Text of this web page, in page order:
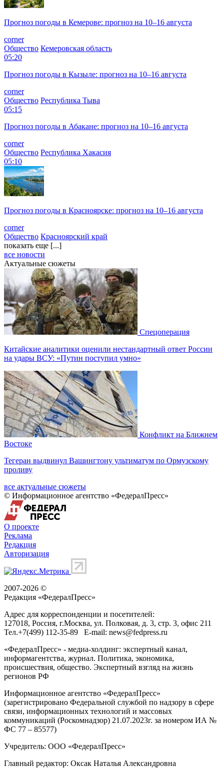
Прогноз погоды в Кемерове: прогноз на 10–16 августа
corner
Общество Кемеровская область
05:20
Прогноз погоды в Кызыле: прогноз на 10–16 августа
corner
Общество Республика Тыва
05:15
Прогноз погоды в Абакане: прогноз на 10–16 августа
corner
Общество Республика Хакасия
05:10
Прогноз погоды в Красноярске: прогноз на 10–16 августа
corner
Общество Красноярский край
показать еще [...]
все новости
Актуальные сюжеты
Спецоперация
Китайские аналитики оценили нестандартный ответ России
на удары ВСУ: «Путин поступил умно»
Конфликт на Ближнем
Востоке
Тегеран выдвинул Вашингтону ультиматум по Ормузскому
проливу
все актуальные сюжеты
© Информационное агентство «ФедералПресс»
О проекте
Реклама
Редакция
Авторизация
2007-2026 ©
Редакция «ФедералПресс»
Адрес для корреспонденции и посетителей:
127018, Россия, г.Москва, ул. Полковая, д. 3, стр. 3, офис 211
Тел.+7(499) 112-35-89 E-mail: news@fedpress.ru
«ФедералПресс» - медиа-холдинг: экспертный канал,
информагентства, журнал. Политика, экономика,
происшествия, общество. Экспертный взгляд на жизнь
регионов РФ
Информационное агентство «ФедералПресс»
(зарегистрировано Федеральной службой по надзору в сфере
связи, информационных технологий и массовых
коммуникаций (Роскомнадзор) 21.07.2023г. за номером ИА №
ФС 77 – 85577)
Учредитель: ООО «ФедералПресс»
Главный редактор: Оксак Наталья Александровна